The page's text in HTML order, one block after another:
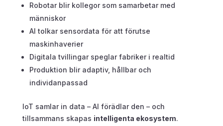
Robotar blir kollegor som samarbetar med
människor
AI tolkar sensordata för att förutse
maskinhaverier
Digitala tvillingar speglar fabriker i realtid
Produktion blir adaptiv, hållbar och
individanpassad
IoT samlar in data – AI förädlar den – och
tillsammans skapas intelligenta ekosystem.